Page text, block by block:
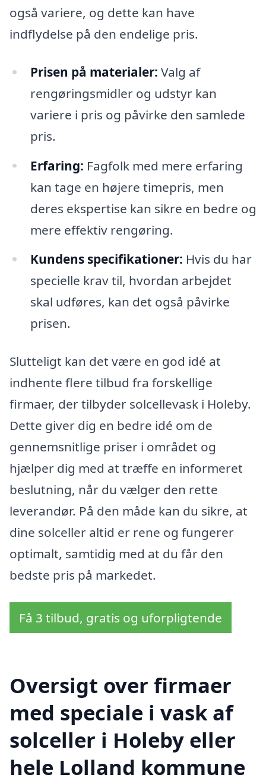
også variere, og dette kan have
indflydelse på den endelige pris.
Prisen på materialer: Valg af
rengøringsmidler og udstyr kan
variere i pris og påvirke den samlede
pris.
Erfaring: Fagfolk med mere erfaring
kan tage en højere timepris, men
deres ekspertise kan sikre en bedre og
mere effektiv rengøring.
Kundens specifikationer: Hvis du har
specielle krav til, hvordan arbejdet
skal udføres, kan det også påvirke
prisen.
Slutteligt kan det være en god idé at
indhente flere tilbud fra forskellige
firmaer, der tilbyder solcellevask i Holeby.
Dette giver dig en bedre idé om de
gennemsnitlige priser i området og
hjælper dig med at træffe en informeret
beslutning, når du vælger den rette
leverandør. På den måde kan du sikre, at
dine solceller altid er rene og fungerer
optimalt, samtidig med at du får den
bedste pris på markedet.
Få 3 tilbud, gratis og uforpligtende
Oversigt over firmaer
med speciale i vask af
solceller i Holeby eller
hele Lolland kommune